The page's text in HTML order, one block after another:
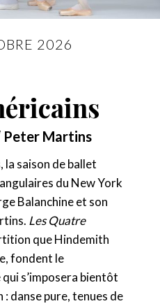
2026
Peter Martins
saison de ballet
du New York
Balanchine et son
Les Quatre
que Hindemith
fondent le
s’imposera bientôt
danse pure, tenues de